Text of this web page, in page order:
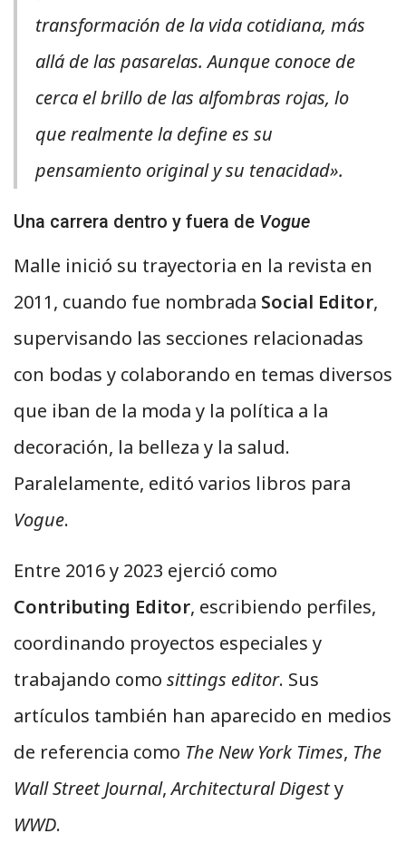
transformación de la vida cotidiana, más
allá de las pasarelas. Aunque conoce de
cerca el brillo de las alfombras rojas, lo
que realmente la define es su
pensamiento original y su tenacidad».
Una carrera dentro y fuera de Vogue
Malle inició su trayectoria en la revista en
2011, cuando fue nombrada Social Editor,
supervisando las secciones relacionadas
con bodas y colaborando en temas diversos
que iban de la moda y la política a la
decoración, la belleza y la salud.
Paralelamente, editó varios libros para
Vogue.
Entre 2016 y 2023 ejerció como
Contributing Editor, escribiendo perfiles,
coordinando proyectos especiales y
trabajando como sittings editor. Sus
artículos también han aparecido en medios
de referencia como The New York Times, The
Wall Street Journal,Architectural Digesty
WWD.